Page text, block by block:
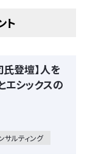
ト
氏登壇】人を
エシックスの
サルティング